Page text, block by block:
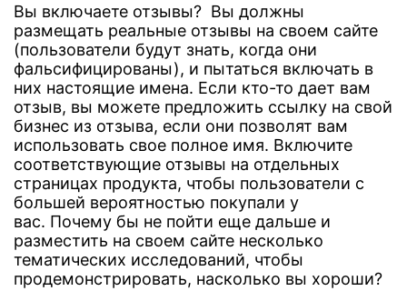
Вы включаете отзывы? Вы должны
размещать реальные отзывы на своем сайте
(пользователи будут знать, когда они
фальсифицированы), и пытаться включать в
них настоящие имена. Если кто-то дает вам
отзыв, вы можете предложить ссылку на свой
бизнес из отзыва, если они позволят вам
использовать свое полное имя. Включите
соответствующие отзывы на отдельных
страницах продукта, чтобы пользователи с
большей вероятностью покупали у
вас. Почему бы не пойти еще дальше и
разместить на своем сайте несколько
тематических исследований, чтобы
продемонстрировать, насколько вы хороши?